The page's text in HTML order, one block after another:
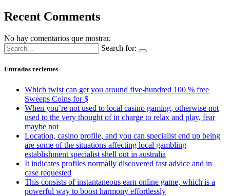
Recent Comments
No hay comentarios que mostrar.
Search for:
Entradas recientes
Which twist can get you around five-hundred 100 % free
Sweeps Coins for $
When you’re not used to local casino gaming, otherwise not
used to the very thought of in charge to relax and play, fear
maybe not
Location, casino profile, and you can specialist end up being
are some of the situations affecting local gambling
establishment specialist shell out in australia
It indicates profiles normally discovered fast advice and in
case requested
This consists of instantaneous earn online game, which is a
powerful way to boost harmony effortlessly